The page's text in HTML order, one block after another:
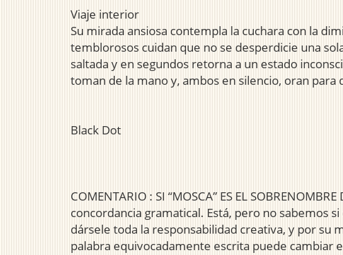
Viaje interior
Su mirada ansiosa contempla la cuchara con la
temblorosos cuidan que no se desperdicie una
saltada y en segundos retorna a un estado
toman de la mano y, ambos en silencio, oran
Black Dot
COMENTARIO : SI “MOSCA” ES EL
concordancia gramatical. Está, pero no sabemos
dársele toda la responsabilidad creativa, y por su
palabra equivocadamente escrita puede cambiar